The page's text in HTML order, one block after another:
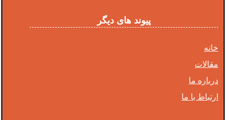
پیوند های دیگر
خانه
مقالات
درباره ما
ارتباط با ما